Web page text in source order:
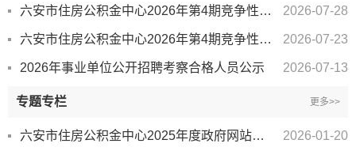
六安市住房公积金中心2026年第4期竞争性存放资金结果公告 2026-07-28
六安市住房公积金中心2026年第4期竞争性存放资金公告 2026-07-23
2026年事业单位公开招聘考察合格人员公示 2026-07-13
专题专栏 更多>>
六安市住房公积金中心2025年度政府网站工作报表 2026-01-20